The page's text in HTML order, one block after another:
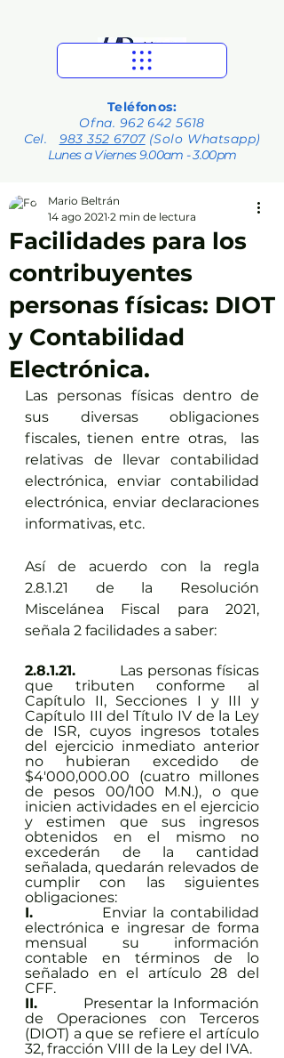
Teléfonos:
Ofna. 962 642 5618
Cel. 983 352 6707(Solo Whatsapp)
Lunes a Viernes 9.00am - 3.00pm
Facilidades para los
contribuyentes
personas físicas: DIOT
y Contabilidad
Electrónica.
Mario Beltrán
14 ago 2021 2 min de lectura
Las personas físicas dentro de
sus diversas obligaciones
fiscales, tienen entre otras,  las
relativas de llevar contabilidad
electrónica, enviar contabilidad
electrónica, enviar declaraciones
informativas, etc.
Así de acuerdo con la regla
2.8.1.21 de la Resolución
Miscelánea Fiscal para 2021,
señala 2 facilidades a saber:
2.8.1.21.
          Las personas físicas
que tributen conforme al
Capítulo II, Secciones I y III y
Capítulo III del Título IV de la Ley
de ISR, cuyos ingresos totales
del ejercicio inmediato anterior
no hubieran excedido de
$4'000,000.00 (cuatro millones
de pesos 00/100 M.N.), o que
inicien actividades en el ejercicio
y estimen que sus ingresos
obtenidos en el mismo no
excederán de la cantidad
señalada, quedarán relevados de
cumplir con las siguientes
obligaciones:
I.
           Enviar la contabilidad
electrónica e ingresar de forma
mensual su información
contable en términos de lo
señalado en el artículo 28 del
CFF.
II.
          Presentar la Información
de Operaciones con Terceros
(DIOT) a que se refiere el artículo
32, fracción VIII de la Ley del IVA.